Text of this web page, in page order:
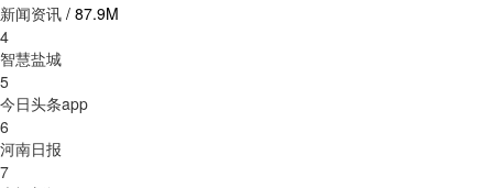
新闻资讯 / 87.9M
4
智慧盐城
5
今日头条app
6
河南日报
7